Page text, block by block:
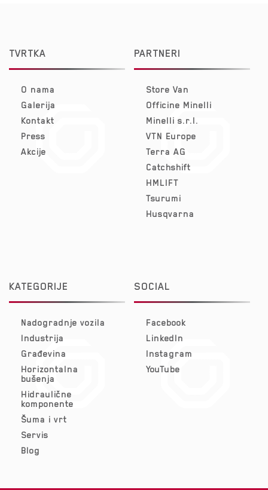
TVRTKA
O nama
Galerija
Kontakt
Press
Akcije
PARTNERI
Store Van
Officine Minelli
Minelli s.r.l.
VTN Europe
Terra AG
Catchshift
HMLIFT
Tsurumi
Husqvarna
KATEGORIJE
Nadogradnje vozila
Industrija
Građevina
Horizontalna
bušenja
Hidraulične
komponente
Šuma i vrt
Servis
Blog
SOCIAL
Facebook
LinkedIn
Instagram
YouTube